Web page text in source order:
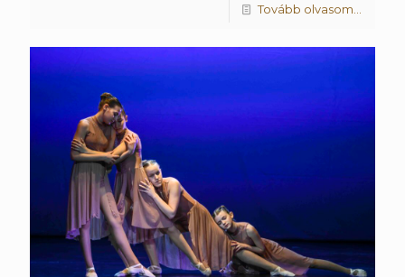
Tovább olvasom...